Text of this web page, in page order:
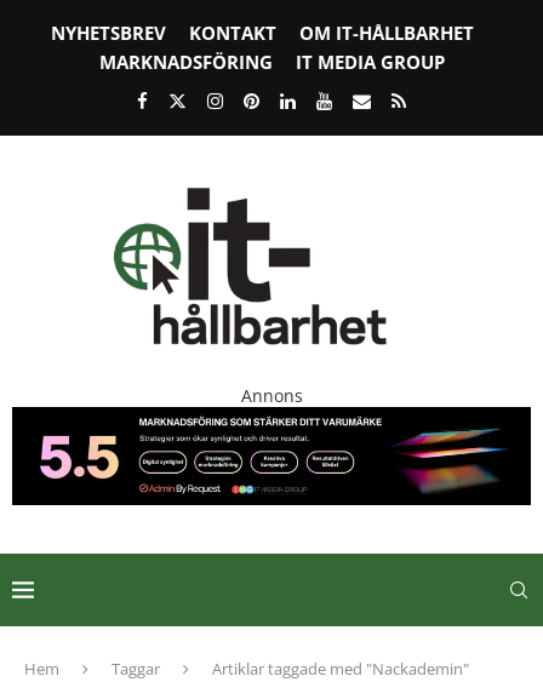
NYHETSBREV KONTAKT
OM IT-HÅLLBARHET
MARKNADSFÖRING
IT MEDIA GROUP
Annons
Hem Taggar Artiklar taggade med "Nackademin"